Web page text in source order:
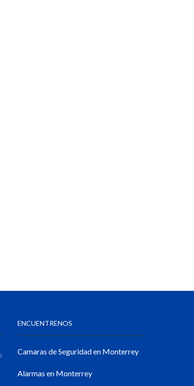
ENCUENTRENOS
Camaras de Seguridad en Monterrey
Alarmas en Monterrey